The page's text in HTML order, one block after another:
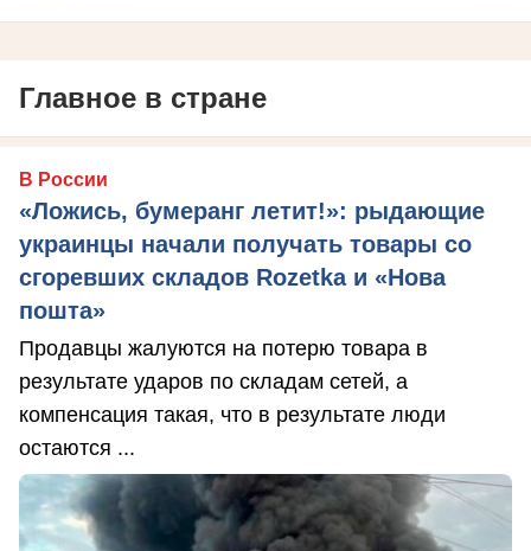
Главное в стране
В России
«Ложись, бумеранг летит!»: рыдающие
украинцы начали получать товары со
сгоревших складов Rozetka и «Нова
пошта»
Продавцы жалуются на потерю товара в
результате ударов по складам сетей, а
компенсация такая, что в результате люди
остаются ...